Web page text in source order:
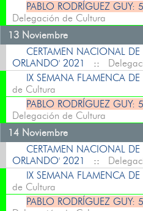
PABLO RODRÍGUEZ
Delegación de Cultura
13 Noviembre
CERTAMEN NACIONAL DE
ORLANDO' 2021
::
IX SEMANA FLAMENCA
de Cultura
PABLO RODRÍGUEZ
Delegación de Cultura
14 Noviembre
CERTAMEN NACIONAL DE
ORLANDO' 2021
::
IX SEMANA FLAMENCA
de Cultura
PABLO RODRÍGUEZ